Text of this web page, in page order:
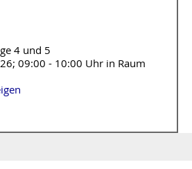
4 und 5
09:00 - 10:00 Uhr in Raum